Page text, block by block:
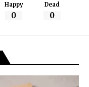
Happy
0
Dead
0